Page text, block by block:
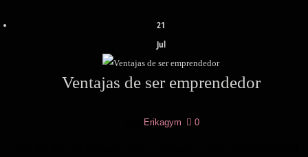
21
Jul
Ventajas de ser emprendedor
Erikagym 0